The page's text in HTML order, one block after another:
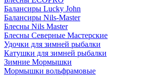
Балансиры Lucky John
Балансиры Nils-Master
Блесны Nils Master
Блесны Северные Мастерские
Удочки для зимней рыбалки
Катушки для зимней рыбалки
Зимние Мормышки
Мормышки вольфрамовые